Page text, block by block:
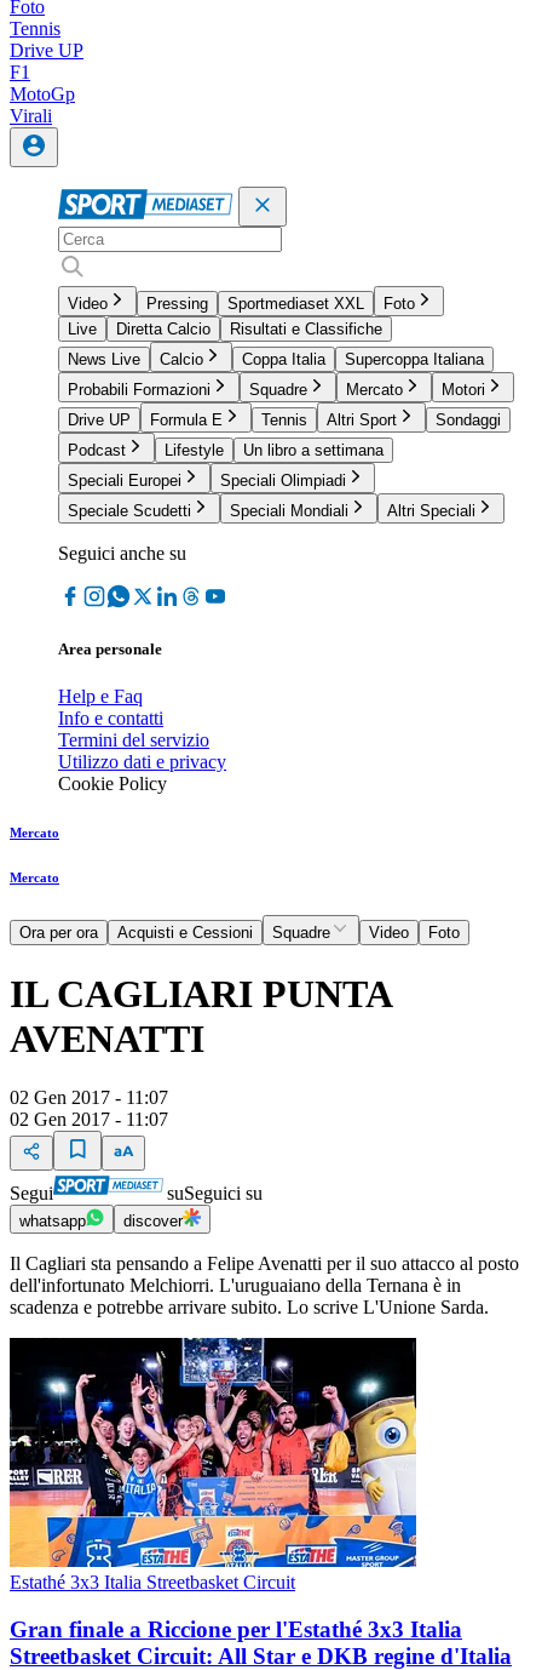
Foto
Tennis
Drive UP
F1
MotoGp
Virali
Video Pressing Sportmediaset XXL
Foto
Live
Diretta Calcio
Risultati e Classifiche
News Live
Calcio Coppa Italia
Supercoppa Italiana
Probabili Formazioni
Squadre Mercato
Motori
Drive UP
Formula E Tennis Altri Sport
Sondaggi
Podcast
Lifestyle
Un libro a settimana
Speciali Europei
Speciali Olimpiadi
Speciale Scudetti
Speciali Mondiali Altri Speciali
Seguici anche su
Area personale
Help e Faq
Info e contatti
Termini del servizio
Utilizzo dati e privacy
Cookie Policy
Mercato
Mercato
Ora per ora Acquisti e Cessioni Squadre Video Foto
IL CAGLIARI PUNTA
AVENATTI
02 Gen 2017 - 11:07
02 Gen 2017 - 11:07
Segui suSeguici su
whatsapp discover
Il Cagliari sta pensando a Felipe Avenatti per il suo attacco al posto
dell'infortunato Melchiorri. L'uruguaiano della Ternana è in
scadenza e potrebbe arrivare subito. Lo scrive L'Unione Sarda.
Estathé 3x3 Italia Streetbasket Circuit
Gran finale a Riccione per l'Estathé 3x3 Italia
Streetbasket Circuit: All Star e DKB regine d'Italia